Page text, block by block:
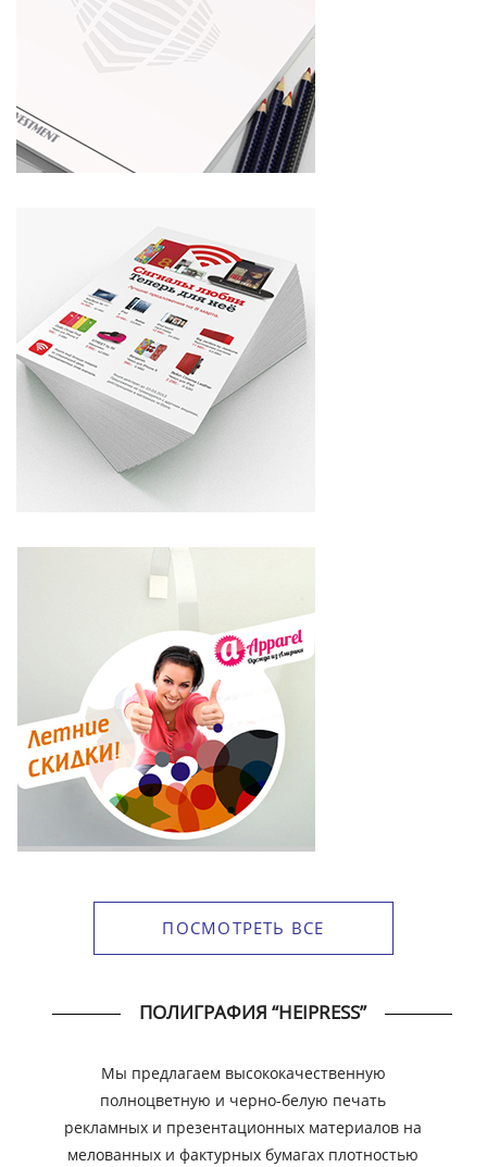
ПОСМОТРЕТЬ ВСЕ
ПОЛИГРАФИЯ “HEIPRESS”
Мы предлагаем высококачественную
полноцветную и черно-белую печать
рекламных и презентационных материалов на
мелованных и фактурных бумагах плотностью